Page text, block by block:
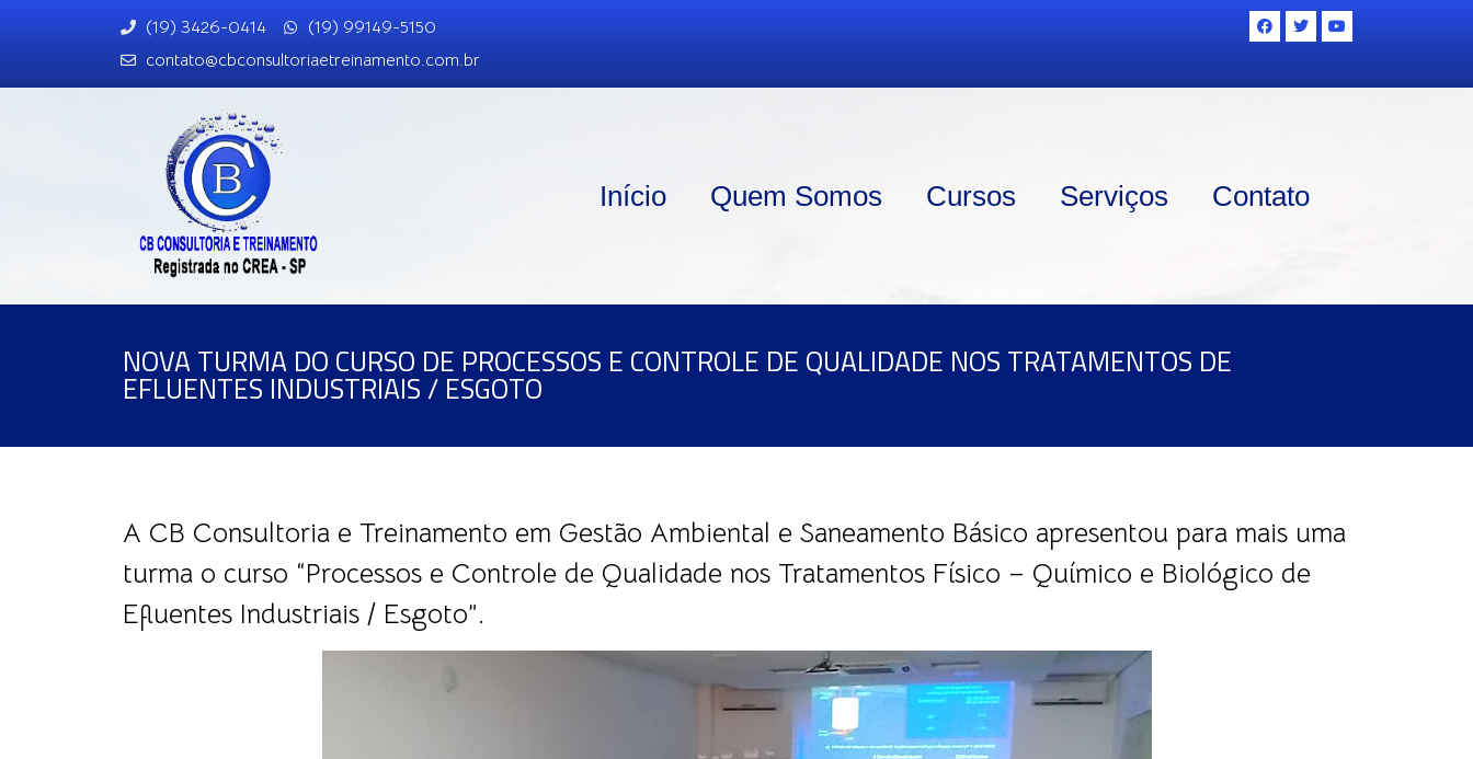
(19) 3426-0414
(19) 99149-5150
contato@cbconsultoriaetreinamento.com.br
Início Quem Somos Cursos Serviços Contato
NOVA TURMA DO CURSO DE PROCESSOS E CONTROLE DE QUALIDADE NOS TRATAMENTOS DE
EFLUENTES INDUSTRIAIS / ESGOTO
A CB Consultoria e Treinamento em Gestão Ambiental e Saneamento Básico apresentou para mais uma
turma o curso “Processos e Controle de Qualidade nos Tratamentos Físico – Químico e Biológico de
Efluentes Industriais / Esgoto”.